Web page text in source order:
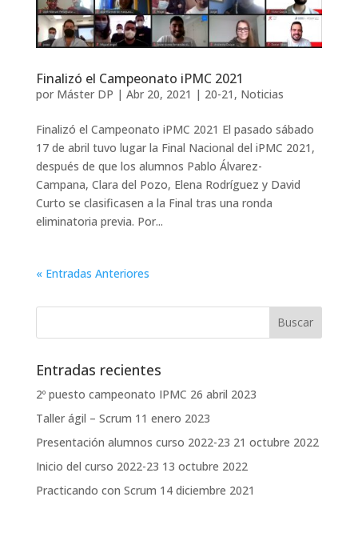
Finalizó el Campeonato iPMC 2021
por Máster DP | Abr 20, 2021 | 20-21 , Noticias
Finalizó el Campeonato iPMC 2021 El pasado sábado
17 de abril tuvo lugar la Final Nacional del iPMC 2021,
después de que los alumnos Pablo Álvarez-
Campana, Clara del Pozo, Elena Rodríguez y David
Curto se clasificasen a la Final tras una ronda
eliminatoria previa. Por...
« Entradas Anteriores
Entradas recientes
2º puesto campeonato IPMC 26 abril 2023
Taller ágil – Scrum 11 enero 2023
Presentación alumnos curso 2022-23 21 octubre 2022
Inicio del curso 2022-23 13 octubre 2022
Practicando con Scrum 14 diciembre 2021